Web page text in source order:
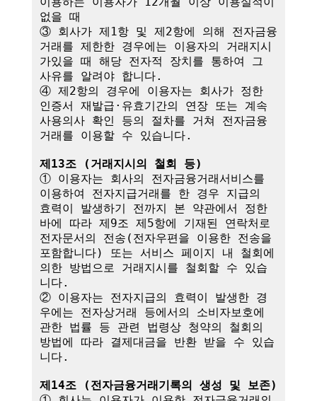
없을 때
③ 회사가 제1항 및 제2항에 의해 전자금융
거래를 제한한 경우에는 이용자의 거래지시
가있을 때 해당 전자적 장치를 통하여 그
사유를 알려야 합니다.
④ 제2항의 경우에 이용자는 회사가 정한
인증서 재발급·유효기간의 연장 또는 계속
사용의사 확인 등의 절차를 거쳐 전자금융
거래를 이용할 수 있습니다.
제13조 (거래지시의 철회 등)
① 이용자는 회사의 전자금융거래서비스를
이용하여 전자지급거래를 한 경우 지급의
효력이 발생하기 전까지 본 약관에서 정한
바에 따라 제9조 제5항에 기재된 연락처로
전자문서의 전송(전자우편을 이용한 전송을
포함합니다) 또는 서비스 페이지 내 철회에
의한 방법으로 거래지시를 철회할 수 있습
니다.
② 이용자는 전자지급의 효력이 발생한 경
우에는 전자상거래 등에서의 소비자보호에
관한 법률 등 관련 법령상 청약의 철회의
방법에 따라 결제대금을 반환 받을 수 있습
니다.
제14조 (전자금융거래기록의 생성 및 보존)